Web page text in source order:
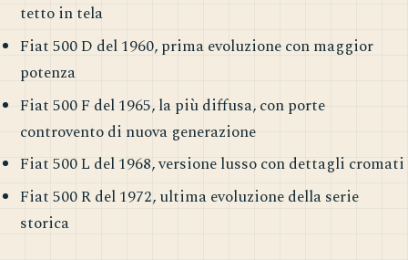
tetto in tela
Fiat 500 D del 1960, prima evoluzione con maggior
potenza
Fiat 500 F del 1965, la più diffusa, con porte
controvento di nuova generazione
Fiat 500 L del 1968, versione lusso con dettagli cromati
Fiat 500 R del 1972, ultima evoluzione della serie
storica